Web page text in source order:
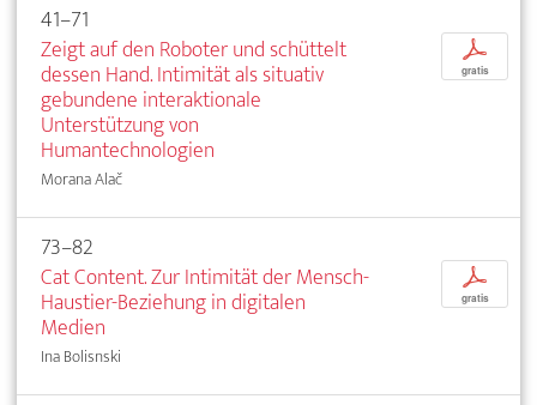
41–71
Zeigt auf den Roboter und schüttelt
dessen Hand. Intimität als situativ
gebundene interaktionale
Unterstützung von
Humantechnologien
Morana Alač
p
gratis
73–82
Cat Content. Zur Intimität der Mensch-
Haustier-Beziehung in digitalen
Medien
Ina Bolisnski
p
gratis